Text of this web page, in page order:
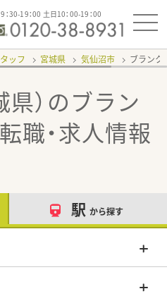
：30-19：00 土日10：00-19：00
ッフ 宮城県 気仙沼市 ブラン
県）のブラン
職・求人情報
駅 から探す